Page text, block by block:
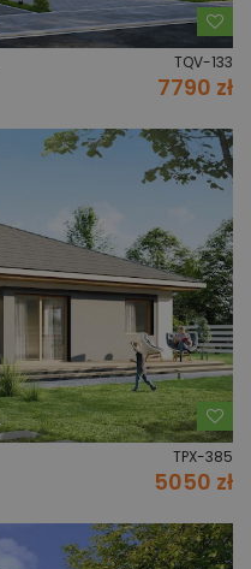
TQV-133
7790 zł
TPX-385
5050 zł